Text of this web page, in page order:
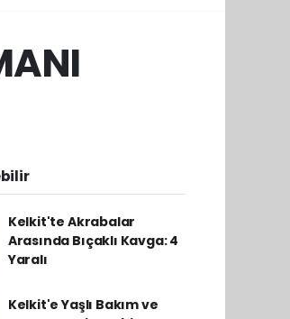
Kelkit'te Akrabalar
Arasında Bıçaklı Kavga: 4
Yaralı
Kelkit'e Yaşlı Bakım ve